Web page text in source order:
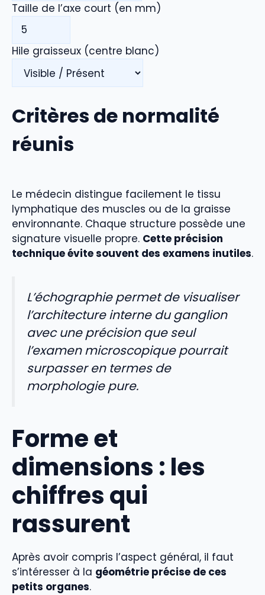
Taille de l’axe court (en mm)
Hile graisseux (centre blanc)
Critères de normalité
réunis
Le médecin distingue facilement le tissu
lymphatique des muscles ou de la graisse
environnante. Chaque structure possède une
signature visuelle propre. Cette précision
technique évite souvent des examens inutiles.
L’échographie permet de visualiser
l’architecture interne du ganglion
avec une précision que seul
l’examen microscopique pourrait
surpasser en termes de
morphologie pure.
Forme et
dimensions : les
chiffres qui
rassurent
Après avoir compris l’aspect général, il faut
s’intéresser à la géométrie précise de ces
petits organes.